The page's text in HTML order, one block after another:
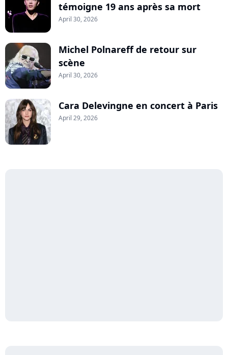
témoigne 19 ans après sa mort
April 30, 2026
Michel Polnareff de retour sur
scène
April 30, 2026
Cara Delevingne en concert à Paris
April 29, 2026